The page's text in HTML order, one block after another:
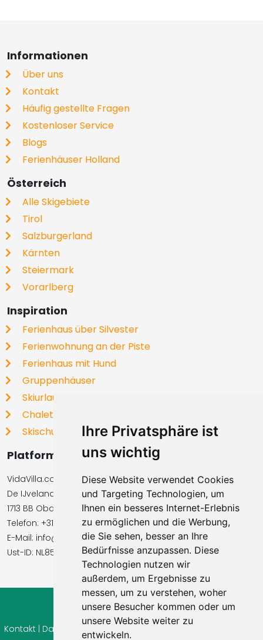
Ihre Privatsphäre ist
uns wichtig
Diese Website verwendet Cookies
und Targeting Technologien, um
Ihnen ein besseres Internet-Erlebnis
zu ermöglichen und die Werbung,
die Sie sehen, besser an Ihre
Bedürfnisse anzupassen. Diese
Technologien nutzen wir
außerdem, um Ergebnisse zu
messen, um zu verstehen, woher
unsere Besucher kommen oder um
unsere Website weiter zu
entwickeln.
Informationen
Über uns
Kontakt
Häufig gestellte Fragen
Kostenloser Service
Blogs
Ferienhäuser Holland
Österreich
Alle Skigebiete
Tirol
Salzburgerland
Kärnten
Steiermark
Vorarlberg
Inspiration
Ferienhaus über Silvester
Ferienwohnung an der Piste
Ferienhaus mit Hund
Gruppenhäuser
Skiurlaub
Chalets
Skischulen
Platformbetreiber
VidaVilla.com BV
De IJvelandssloot 20
1713 BB Obdam, Niederlande
Telefon: +31854016545
E-Mail: info@vidavilla.com
Ust-ID: NL855781919B01
© 2026 Ferienhaus-Tirol.eu
Kontakt Datenschutz Cookie Einstellungen